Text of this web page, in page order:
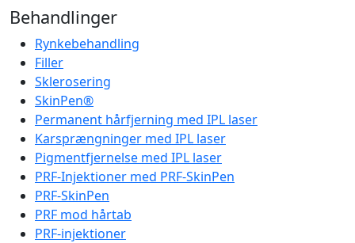
Behandlinger
Rynkebehandling
Filler
Sklerosering
SkinPen®
Permanent hårfjerning med IPL laser
Karsprængninger med IPL laser
Pigmentfjernelse med IPL laser
PRF-Injektioner med PRF-SkinPen
PRF-SkinPen
PRF mod hårtab
PRF-injektioner